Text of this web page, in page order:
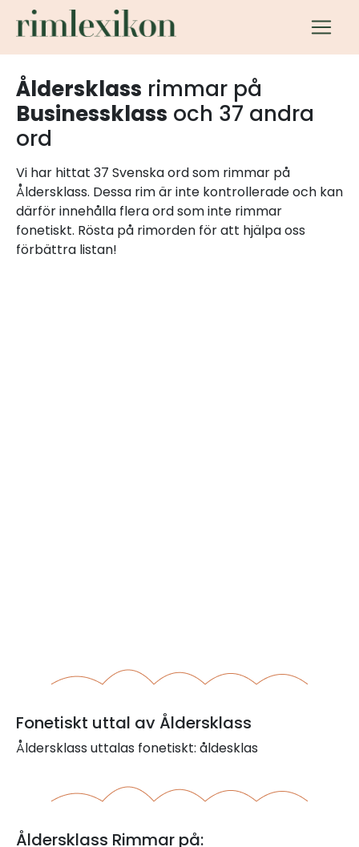
Åldersklass rimmar på
Businessklass och 37 andra
ord
Vi har hittat 37 Svenska ord som rimmar på
Åldersklass. Dessa rim är inte kontrollerade och kan
därför innehålla flera ord som inte rimmar
fonetiskt. Rösta på rimorden för att hjälpa oss
förbättra listan!
Fonetiskt uttal av Åldersklass
Åldersklass uttalas fonetiskt: åldesklas
Åldersklass Rimmar på: